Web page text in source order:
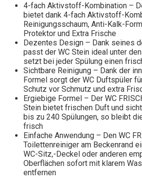
4-fach Aktivstoff-Kombination –
bietet dank 4-fach Aktivstoff-
Reinigungsschaum, Anti-Kalk-
Protektor und Extra Frische
Dezentes Design – Dank seines
passt der WC Stein ideal unter
setzt bei jeder Spülung einen
Sichtbare Reinigung – Dank der
Formel sorgt der WC Duftspüler
Schutz vor Schmutz und extra
Ergiebige Formel – Der WC
Stein bietet frischen Duft und
bis zu 240 Spülungen, so bleibt
frisch
Einfache Anwendung – Den WC
Toilettenreiniger am Beckenrand
WC-Sitz,-Deckel oder anderen
Oberflächen sofort mit klarem
entfernen